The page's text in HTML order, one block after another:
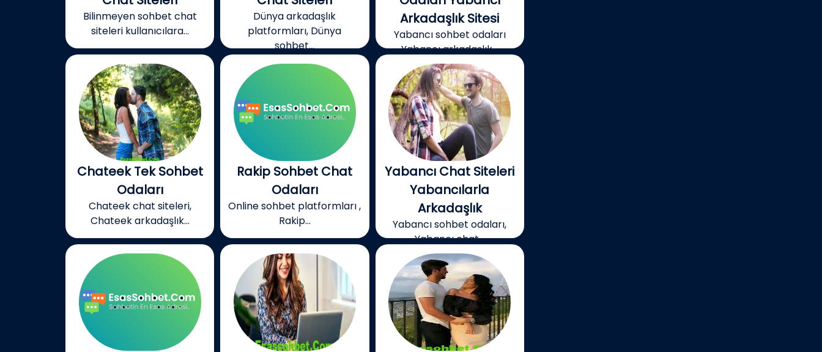
Bilinmeyen sohbet chat
siteleri kullanıcılara...
Dünya arkadaşlık
platformları, Dünya
sohbet...
Arkadaşlık Sitesi
Yabancı sohbet odaları
Yabancı arkadaşlık...
Chateek Tek Sohbet
Odaları
Chateek chat siteleri,
Chateek arkadaşlık...
Rakip Sohbet Chat
Odaları
Online sohbet platformları ,
Rakip...
Yabancı Chat Siteleri
Yabancılarla
Arkadaşlık
Yabancı sohbet odaları,
Yabancı chat...